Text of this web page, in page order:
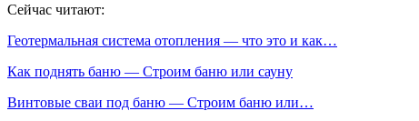
Сейчас читают:
Геотермальная система отопления — что это и как…
Как поднять баню — Строим баню или сауну
Винтовые сваи под баню — Строим баню или…